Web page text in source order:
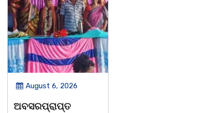
August 6, 2026
ଅବସରପ୍ରାପ୍ତ